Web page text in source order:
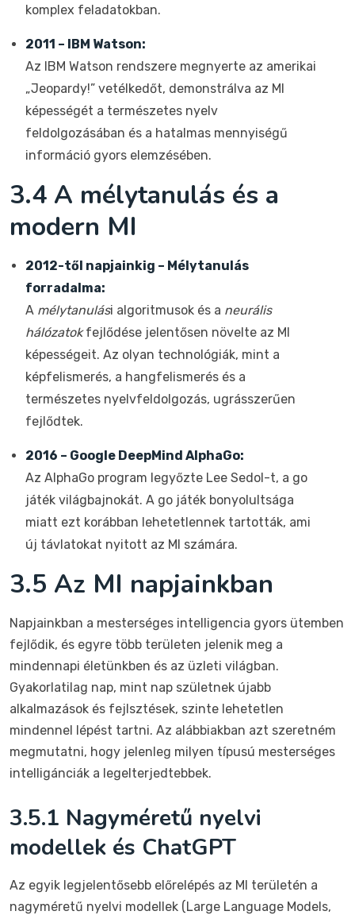
komplex feladatokban.
2011 – IBM Watson:
Az IBM Watson rendszere megnyerte az amerikai
„Jeopardy!” vetélkedőt, demonstrálva az MI
képességét a természetes nyelv
feldolgozásában és a hatalmas mennyiségű
információ gyors elemzésében.
3.4 A mélytanulás és a
modern MI
2012-től napjainkig – Mélytanulás
forradalma:
A mélytanulási algoritmusok és a neurális
hálózatokfejlődése jelentősen növelte az MI
képességeit. Az olyan technológiák, mint a
képfelismerés, a hangfelismerés és a
természetes nyelvfeldolgozás, ugrásszerűen
fejlődtek.
2016 – Google DeepMind AlphaGo:
Az AlphaGo program legyőzte Lee Sedol-t, a go
játék világbajnokát. A go játék bonyolultsága
miatt ezt korábban lehetetlennek tartották, ami
új távlatokat nyitott az MI számára.
3.5 Az MI napjainkban
Napjainkban a mesterséges intelligencia gyors ütemben
fejlődik, és egyre több területen jelenik meg a
mindennapi életünkben és az üzleti világban.
Gyakorlatilag nap, mint nap születnek újabb
alkalmazások és fejlsztések, szinte lehetetlen
mindennel lépést tartni. Az alábbiakban azt szeretném
megmutatni, hogy jelenleg milyen típusú mesterséges
intelligánciák a legelterjedtebbek.
3.5.1 Nagyméretű nyelvi
modellek és ChatGPT
Az egyik legjelentősebb előrelépés az MI területén a
nagyméretű nyelvi modellek (Large Language Models,